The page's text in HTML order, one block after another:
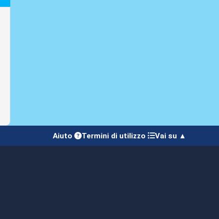
Aiuto Termini di utilizzo Vai su ▲